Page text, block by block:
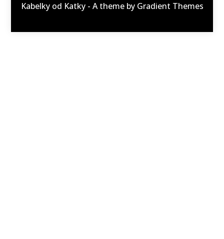
Kabelky od Katky - A theme by Gradient Themes